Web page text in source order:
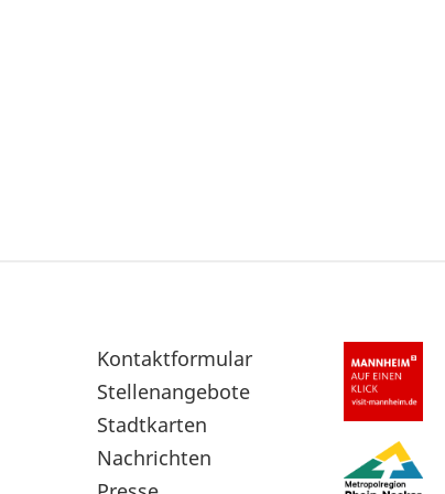
Sekundärnavigation
im
Fußbereich
Kontaktformular
Stellenangebote
Stadtkarten
Nachrichten